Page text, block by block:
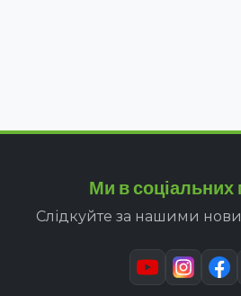
Ми в
Слідкуйте за нашими